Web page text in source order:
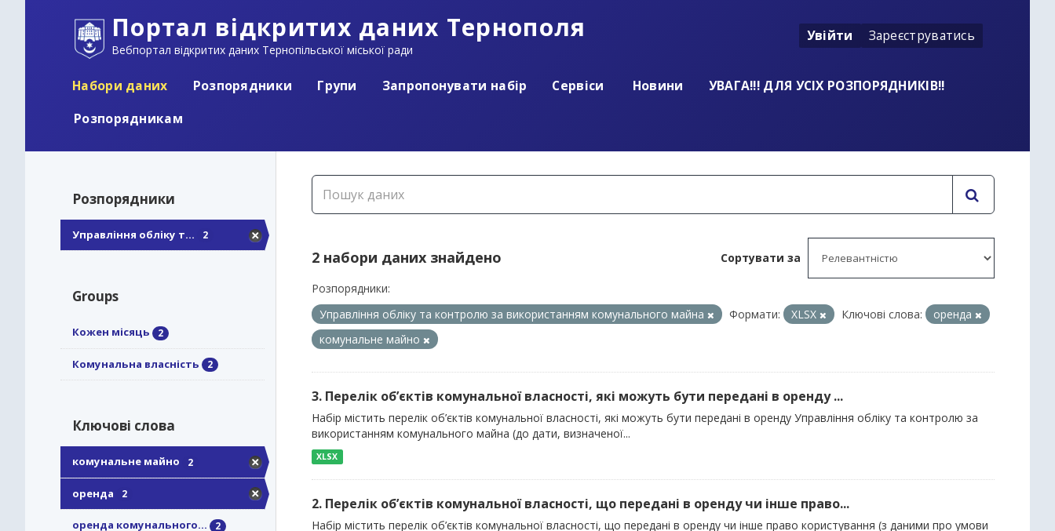
Портал відкритих даних Тернополя
Вебпортал відкритих даних Тернопільської міської ради
Увійти Зареєструватись
Набори даних Розпорядники Групи Запропонувати набір Сервіси Новини
УВАГА!!! ДЛЯ УСІХ РОЗПОРЯДНИКІВ!!
Розпорядникам
Розпорядники
Управління обліку т... 2
Groups
Кожен місяць 2
Комунальна власність 2
Ключові слова
комунальне майно 2
оренда 2
оренда комунального... 2
Сортувати за
2 набори даних знайдено
Розпорядники:
Управління обліку та контролю за використанням комунального майна
Формати: XLSX Ключові слова:
оренда
комунальне майно
3. Перелік об’єктів комунальної власності, які можуть бути передані в оренду ...
Набір містить перелік об’єктів комунальної власності, які можуть бути передані в оренду Управління обліку та контролю за
використанням комунального майна (до дати, визначеної...
XLSX
2. Перелік об’єктів комунальної власності, що передані в оренду чи інше право...
Набір містить перелік об’єктів комунальної власності, що передані в оренду чи інше право користування (з даними про умови